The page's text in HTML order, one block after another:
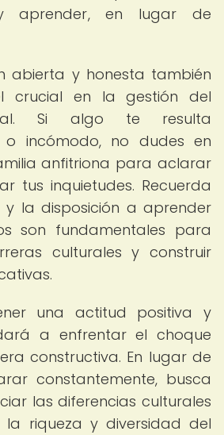
aprender, en lugar de
abierta y honesta también
crucial en la gestión del
Si algo te resulta
o incómodo, no dudes en
anfitriona para aclarar
tus inquietudes. Recuerda
la disposición a aprender
son fundamentales para
culturales y construir
una actitud positiva y
a enfrentar el choque
constructiva. En lugar de
constantemente, busca
las diferencias culturales
riqueza y diversidad del